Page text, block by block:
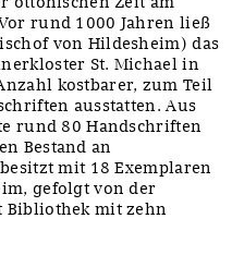
rund 1000 Jahren ließ
von Hildesheim) das
St. Michael in
kostbarer, zum Teil
ausstatten. Aus
rund 80 Handschriften
Bestand an
mit 18 Exemplaren
gefolgt von der
Bibliothek mit zehn